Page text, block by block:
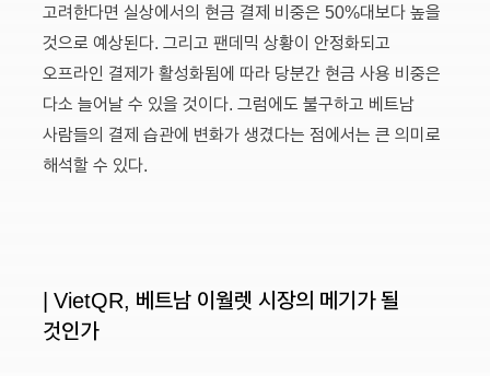
고려한다면 실상에서의 현금 결제 비중은 50%대보다 높을
것으로 예상된다. 그리고 팬데믹 상황이 안정화되고
오프라인 결제가 활성화됨에 따라 당분간 현금 사용 비중은
다소 늘어날 수 있을 것이다. 그럼에도 불구하고 베트남
사람들의 결제 습관에 변화가 생겼다는 점에서는 큰 의미로
해석할 수 있다.
| VietQR, 베트남 이월렛 시장의 메기가 될
것인가